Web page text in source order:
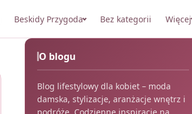
Beskidy Przygoda Bez kategorii Więcej
O blogu
Blog lifestylowy dla kobiet – moda
damska, stylizacje, aranżacje wnętrz i